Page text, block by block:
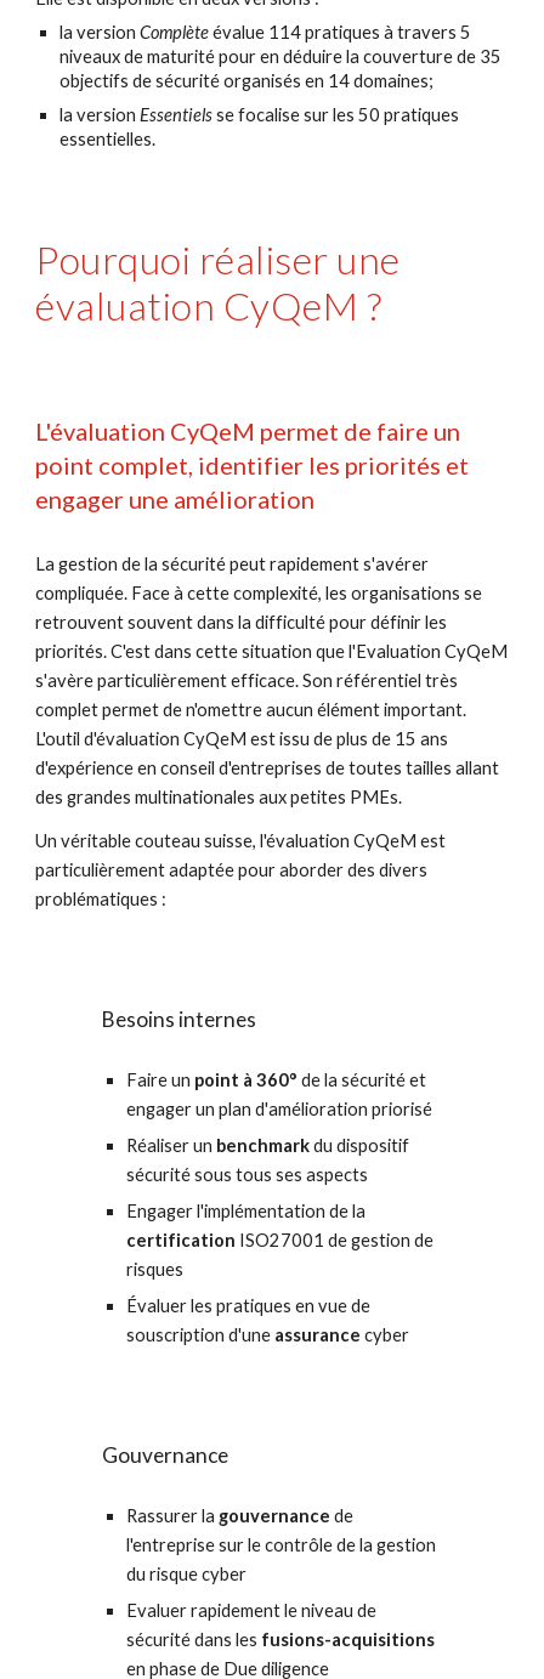
la version Complète évalue 114 pratiques à travers 5
niveaux de maturité pour en déduire la couverture de 35
objectifs de sécurité organisés en 14 domaines;
la version Essentiels se focalise sur les 50 pratiques
essentielles.
Pourquoi réaliser une
évaluation CyQeM ?
L'évaluation CyQeM permet de faire
point complet, identifier les priorités
engager une amélioration
La gestion de la sécurité peut rapidement s'avérer
compliquée. Face à cette complexité, les organisations se
retrouvent souvent dans la difficulté pour définir les
priorités. C'est dans cette situation que l'Evaluation CyQeM
s'avère particulièrement efficace. Son référentiel très
complet permet de n'omettre aucun élément important.
L'outil d'évaluation CyQeM est issu de plus de 15 ans
d'expérience en conseil d'entreprises de toutes tailles allant
des grandes multinationales aux petites PMEs.
Un véritable couteau suisse, l'évaluation CyQeM est
particulièrement adaptée pour aborder des divers
problématiques :
Besoins internes
Faire un point à 360° de la sécurité et
engager un plan d'amélioration priorisé
Réaliser un benchmark du dispositif
sécurité sous tous ses aspects
Engager l'i
certification ISO27001 de gestion de
risques
Évaluer les pratiques en vue de
souscription d'une assurance cyber
Gouvernance
Rassurer la gouvernance de
l'entreprise sur le contrôle de la gestion
du risque cyber
Evaluer rapidement le niveau de
sécurité dans les fusions-acquisitions
en phase de Due diligence